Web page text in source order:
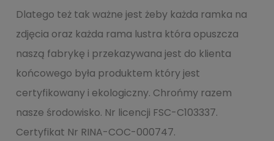
Dlatego też tak ważne jest żeby każda ramka na
zdjęcia oraz każda rama lustra która opuszcza
naszą fabrykę i przekazywana jest do klienta
końcowego była produktem który jest
certyfikowany i ekologiczny. Chrońmy razem
nasze środowisko. Nr licencji FSC-C103337.
Certyfikat Nr RINA-COC-000747.